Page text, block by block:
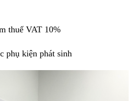
thuế VAT 10%
phụ kiện phát sinh